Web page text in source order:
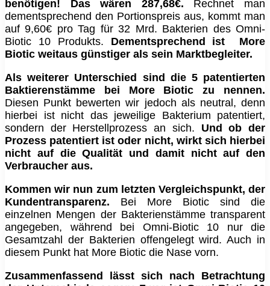
benötigen! Das wären 287,68€. Rechnet man
dementsprechend den Portionspreis aus, kommt man
auf 9,60€ pro Tag für 32 Mrd. Bakterien des Omni-
Biotic 10 Produkts. Dementsprechend ist
More
Biotic weitaus günstiger als sein Marktbegleiter.
Als weiterer Unterschied sind die 5 patentierten
Baktierenstämme bei More Biotic zu nennen.
Diesen Punkt bewerten wir jedoch als neutral, denn
hierbei ist nicht das jeweilige Bakterium patentiert,
sondern der Herstellprozess an sich. Und ob der
Prozess patentiert ist oder nicht, wirkt sich hierbei
nicht auf die Qualität und damit nicht auf den
Verbraucher aus.
Kommen wir nun zum letzten Vergleichspunkt, der
Kundentransparenz. Bei More Biotic sind die
einzelnen Mengen der Bakterienstämme transparent
angegeben, während bei Omni-Biotic 10 nur die
Gesamtzahl der Bakterien offengelegt wird. Auch in
diesem Punkt hat More Biotic die Nase vorn.
Zusammenfassend lässt sich nach Betrachtung